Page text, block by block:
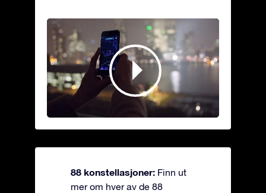
88 konstellasjoner: Finn ut
mer om hver av de 88